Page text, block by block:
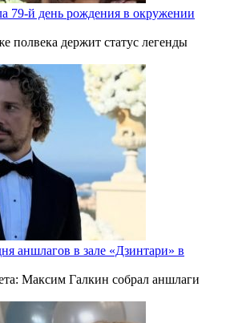
79-й день рождения в окружении
полвека держит статус легенды
аншлагов в зале «Дзинтари» в
Максим Галкин собрал аншлаги